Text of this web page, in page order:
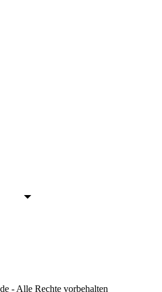
- Alle Rechte vorbehalten